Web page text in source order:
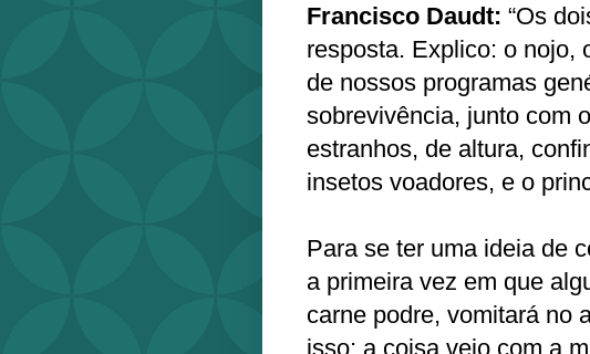
Francisco Daudt: “Os
resposta. Explico: o nojo,
de nossos programas
sobrevivência, junto com
estranhos, de altura,
insetos voadores, e o
Para se ter uma ideia de
a primeira vez em que
carne podre, vomitará no
isso; a coisa veio com a